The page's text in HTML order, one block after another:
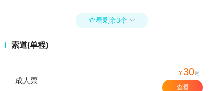
查看剩余3个 
索道(单程)
成人票
¥30起
查看